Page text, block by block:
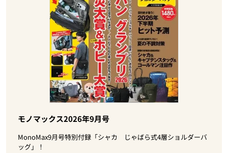
モノマックス2026年9月号
MonoMax9月号特別付録「シャカ じゃばら式4層ショルダーバ
ッグ」！